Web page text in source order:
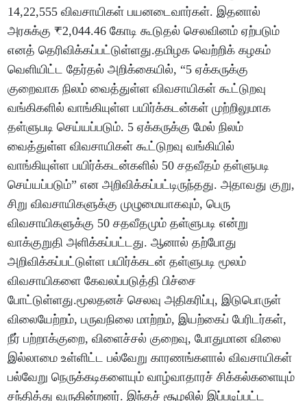
14,22,555 விவசாயிகள் பயனடைவார்கள். இதனால்
அரசுக்கு ₹2,044.46 கோடி கூடுதல் செலவினம் ஏற்படும்
எனத் தெரிவிக்கப்பட்டுள்ளது.தமிழக வெற்றிக் கழகம்
வெளியிட்ட தேர்தல் அறிக்கையில், “5 ஏக்கருக்கு
குறைவாக நிலம் வைத்துள்ள விவசாயிகள் கூட்டுறவு
வங்கிகளில் வாங்கியுள்ள பயிர்க்கடன்கள் முற்றிலுமாக
தள்ளுபடி செய்யப்படும். 5 ஏக்கருக்கு மேல் நிலம்
வைத்துள்ள விவசாயிகள் கூட்டுறவு வங்கியில்
வாங்கியுள்ள பயிர்க்கடன்களில் 50 சதவீதம் தள்ளுபடி
செய்யப்படும்” என அறிவிக்கப்பட்டிருந்தது. அதாவது குறு,
சிறு விவசாயிகளுக்கு முழுமையாகவும், பெரு
விவசாயிகளுக்கு 50 சதவீதமும் தள்ளுபடி என்று
வாக்குறுதி அளிக்கப்பட்டது. ஆனால் தற்போது
அறிவிக்கப்பட்டுள்ள பயிர்க்கடன் தள்ளுபடி மூலம்
விவசாயிகளை கேவலப்படுத்தி பிச்சை
போட்டுள்ளது.மூலதனச் செலவு அதிகரிப்பு, இடுபொருள்
விலையேற்றம், பருவநிலை மாற்றம், இயற்கைப் பேரிடர்கள்,
நீர் பற்றாக்குறை, விளைச்சல் குறைவு, போதுமான விலை
இல்லாமை உள்ளிட்ட பல்வேறு காரணங்களால் விவசாயிகள்
பல்வேறு நெருக்கடிகளையும் வாழ்வாதாரச் சிக்கல்களையும்
சந்தித்து வருகின்றனர். இந்தச் சூழலில் இப்படிப்பட்ட